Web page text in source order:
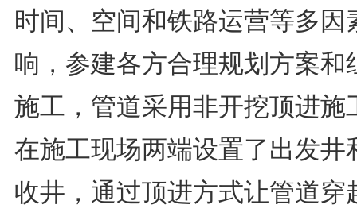
时间、空间和铁路运营等多因
响，参建各方合理规划方案和
施工，管道采用非开挖顶进施
在施工现场两端设置了出发井
收井，通过顶进方式让管道穿